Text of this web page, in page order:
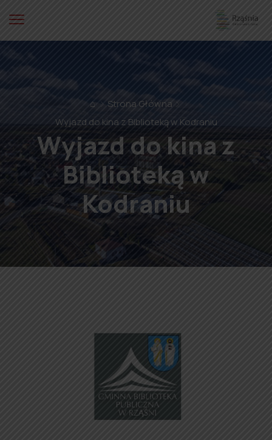
⌂
Strona Główna
Wyjazd do kina z Biblioteką w Kodraniu
Wyjazd do kina z
Biblioteką w
Kodraniu